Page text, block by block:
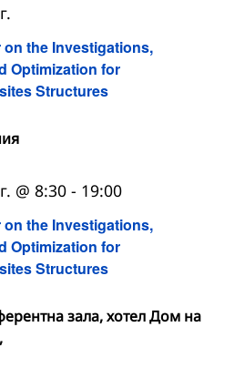
on the Investigations,
Optimization for
Structures
on the Investigations,
Optimization for
Structures
@ 8:30 - 19:00
зала, хотел Дом на